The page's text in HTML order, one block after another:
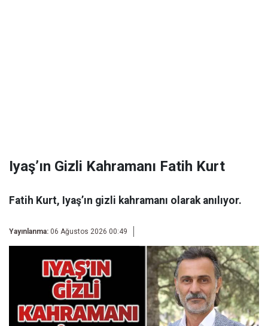
Iyaş’ın Gizli Kahramanı Fatih Kurt
Fatih Kurt, Iyaş’ın gizli kahramanı olarak anılıyor.
Yayınlanma: 06 Ağustos 2026 00:49